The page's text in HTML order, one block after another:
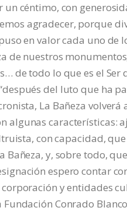
un céntimo, con
agradecer, porque
en valor cada uno de
de nuestros
de todo lo que es el Ser
del luto que ha
La Bañeza volverá
algunas características:
con capacidad, que
Bañeza, y, sobre todo,
espero contar
y entidades
Conrado